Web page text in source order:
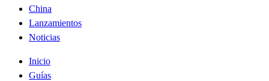
China
Lanzamientos
Noticias
Inicio
Guías